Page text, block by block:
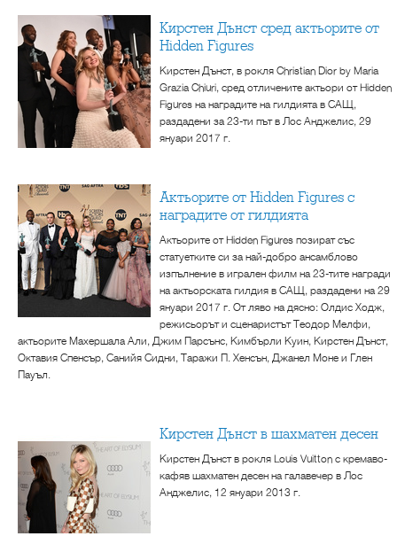
Кирстен Дънст сред актьорите от
Hidden Figures
Кирстен Дънст, в рокля Christian Dior by Maria
Grazia Chiuri, сред отличените актьори от Hidden
Figures на наградите на гилдията в САЩ,
раздадени за 23-ти път в Лос Анджелис, 29
януари 2017 г.
Актьорите от Hidden Figures с
наградите от гилдията
Актьорите от Hidden Figures позират със
статуетките си за най-добро ансамблово
изпълнение в игрален филм на 23-тите награди
на актьорската гилдия в САЩ, раздадени на 29
януари 2017 г. От ляво на дясно: Олдис Ходж,
режисьорът и сценаристът Теодор Мелфи,
актьорите Махершала Али, Джим Парсънс, Кимбърли Куин, Кирстен Дънст,
Октавия Спенсър, Санийя Сидни, Таражи П. Хенсън, Джанел Моне и Глен
Пауъл.
Кирстен Дънст в шахматен десен
Кирстен Дънст в рокля Louis Vuitton с кремаво-
кафяв шахматен десен на галавечер в Лос
Анджелис, 12 януари 2013 г.